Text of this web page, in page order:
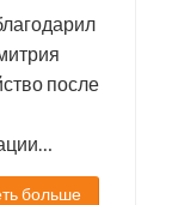
после
больше